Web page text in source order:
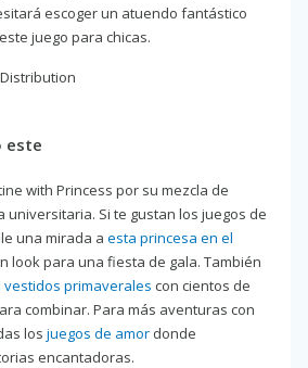
escoger un atuendo fantástico
juego para chicas.
este
with Princess por su mezcla de
universitaria. Si te gustan los juegos de
una mirada a esta princesa en el
look para una fiesta de gala. También
vestidos primaverales con cientos de
combinar. Para más aventuras con
los juegos de amor donde
encantadoras.